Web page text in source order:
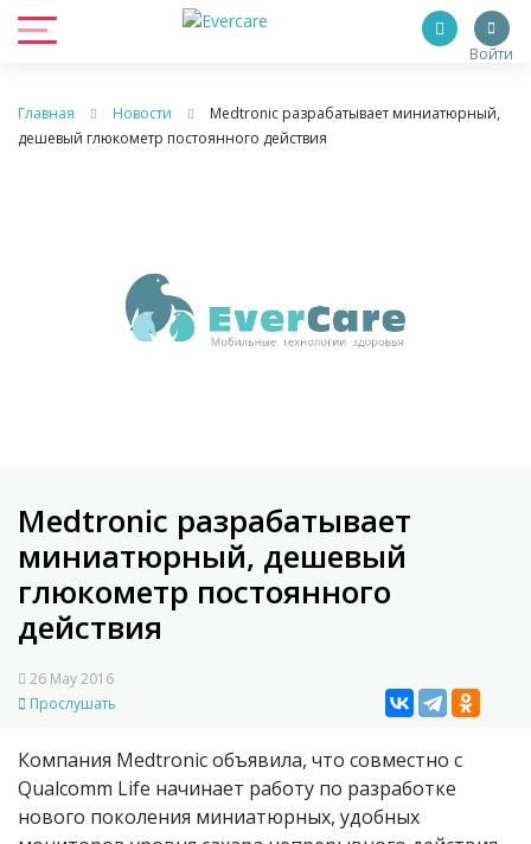
Войти
Главная Новости
Medtronic разрабатывает миниатюрный,
дешевый глюкометр постоянного действия
Medtronic разрабатывает
миниатюрный, дешевый
глюкометр постоянного
действия
26 May 2016
Прослушать
Компания Medtronic объявила, что совместно с
Qualcomm Life начинает работу по разработке
нового поколения миниатюрных, удобных